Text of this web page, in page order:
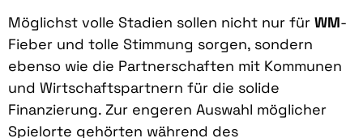
Möglichst volle Stadien sollen nicht nur für WM-
Fieber und tolle Stimmung sorgen, sondern
ebenso wie die Partnerschaften mit Kommunen
und Wirtschaftspartnern für die solide
Finanzierung. Zur engeren Auswahl möglicher
Spielorte gehörten während des